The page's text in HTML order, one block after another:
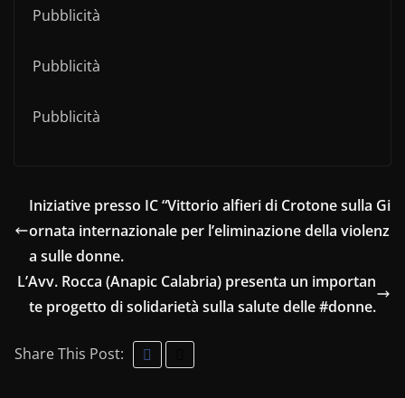
Pubblicità
Pubblicità
Pubblicità
Iniziative presso IC “Vittorio alfieri di Crotone sulla Gi
ornata internazionale per l’eliminazione della violenz
a sulle donne.
L’Avv. Rocca (Anapic Calabria) presenta un importan
te progetto di solidarietà sulla salute delle #donne.
Share This Post: